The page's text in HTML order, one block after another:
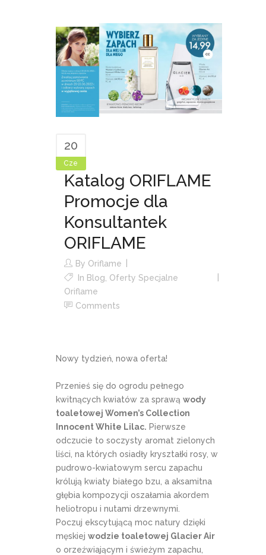
20
Cze
Katalog ORIFLAME
Promocje dla
Konsultantek
ORIFLAME
By Oriflame
In Blog Oferty Specjalne
Oriflame
Comments
Nowy tydzień, nowa oferta!
Przenieś się do ogrodu pełnego
kwitnących kwiatów za sprawą wody
toaletowej Women’s Collection
Innocent White Lilac. Pierwsze
odczucie to soczysty aromat zielonych
liści, na których osiadły kryształki rosy, w
pudrowo-kwiatowym sercu zapachu
królują kwiaty białego bzu, a aksamitna
głębia kompozycji oszałamia akordem
heliotropu i nutami drzewnymi.
Poczuj ekscytującą moc natury dzięki
męskiej wodzie toaletowej Glacier Air
o orzeźwiającym i świeżym zapachu,